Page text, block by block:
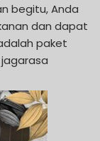
begitu, Anda
dan dapat
paket